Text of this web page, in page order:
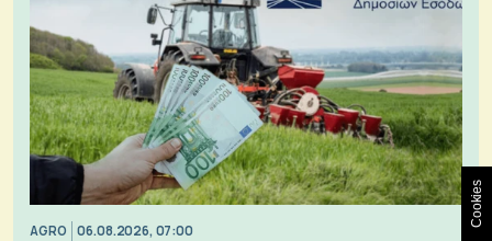
AGRO 06.08.2026, 07:00
Cookies